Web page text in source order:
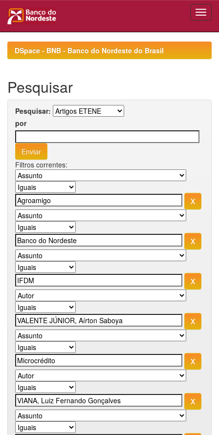
navigationDSpace - BNB - Banco do Nordeste do Brasil
Pesquisar
Pesquisar:
por
Filtros correntes: